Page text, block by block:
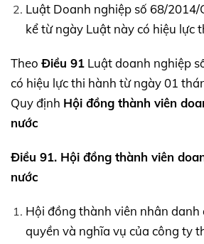
Luật Doanh nghiệp số 68/2014/
kể từ ngày Luật này có hiệu lực
Theo Điều 91 Luật doanh nghiệp
có hiệu lực thi hành từ ngày 01
Quy định Hội đồng thành viên
nước
Điều 91. Hội đồng thành viên
nước
Hội đồng thành viên nhân danh
quyền và nghĩa vụ của công ty